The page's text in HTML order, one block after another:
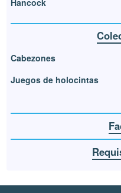
Hancock
Cabezones
Juegos de holocintas